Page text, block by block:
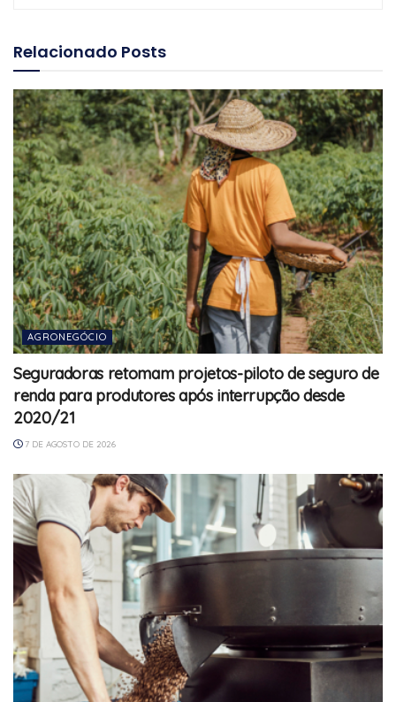
Relacionado Posts
AGRONEGÓCIO
Seguradoras retomam projetos-piloto de seguro de
renda para produtores após interrupção desde
2020/21
7 DE AGOSTO DE 2026